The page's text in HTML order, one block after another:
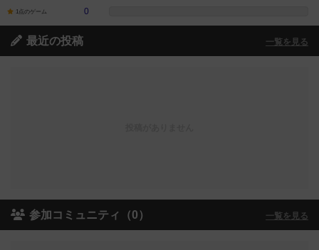
1点のゲーム 0
最近の投稿 一覧を見る
参加コミュニティ（0） 一覧を見る